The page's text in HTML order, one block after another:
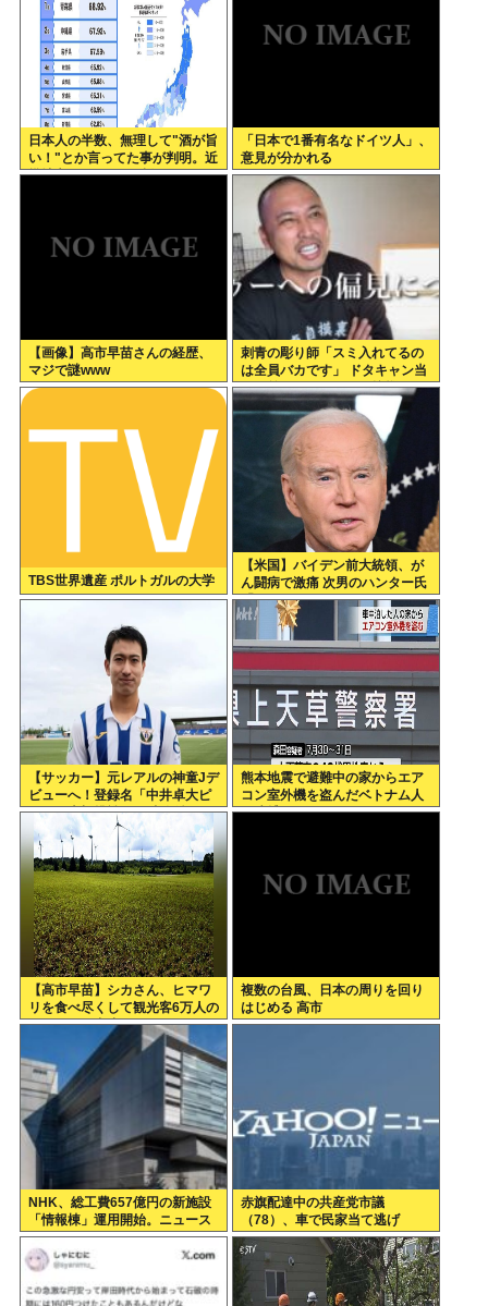
日本人の半数、無理して"酒が旨
い！"とか言ってた事が判明。近
畿地方に関しては6割が下戸
「日本で1番有名なドイツ人」、
意見が分かれる
【画像】高市早苗さんの経歴、
マジで謎www
刺青の彫り師「スミ入れてるの
は全員バカです」 ドタキャン当
たり前、カネはない、挨拶もで
きない
TBS世界遺産 ポルトガルの大学
【米国】バイデン前大統領、が
ん闘病で激痛 次男のハンター氏
「見ていてとてもつらい」
【サッカー】元レアルの神童Jデ
ビューへ！登録名「中井卓大ピ
ピ」日本初挑戦の22歳今治MFが
開幕戦に先発
熊本地震で避難中の家からエア
コン室外機を盗んだベトナム人
を逮捕
【高市早苗】シカさん、ヒマワ
リを食べ尽くして観光客6万人の
イベントが中止になる…さらに
コスモス畑も食べ尽くす
複数の台風、日本の周りを回り
はじめる 高市
NHK、総工費657億円の新施設
「情報棟」運用開始。ニュース
スタジオがスケスケになる
赤旗配達中の共産党市議
（78）、車で民家当て逃げ